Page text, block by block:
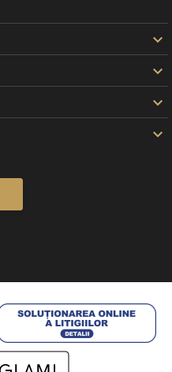



